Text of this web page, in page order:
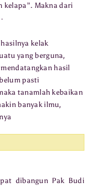
kelapa”. Makna dari
kelak
yang berguna,
hasil
pasti
tanamlah kebaikan
banyak ilmu,
dibangun Pak Budi